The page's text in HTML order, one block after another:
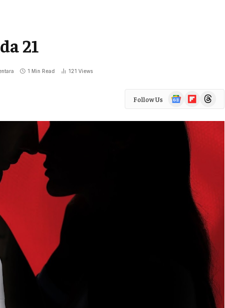
21
1 Min Read 121 Views
Follow Us
Google
News
FlipboardThreads